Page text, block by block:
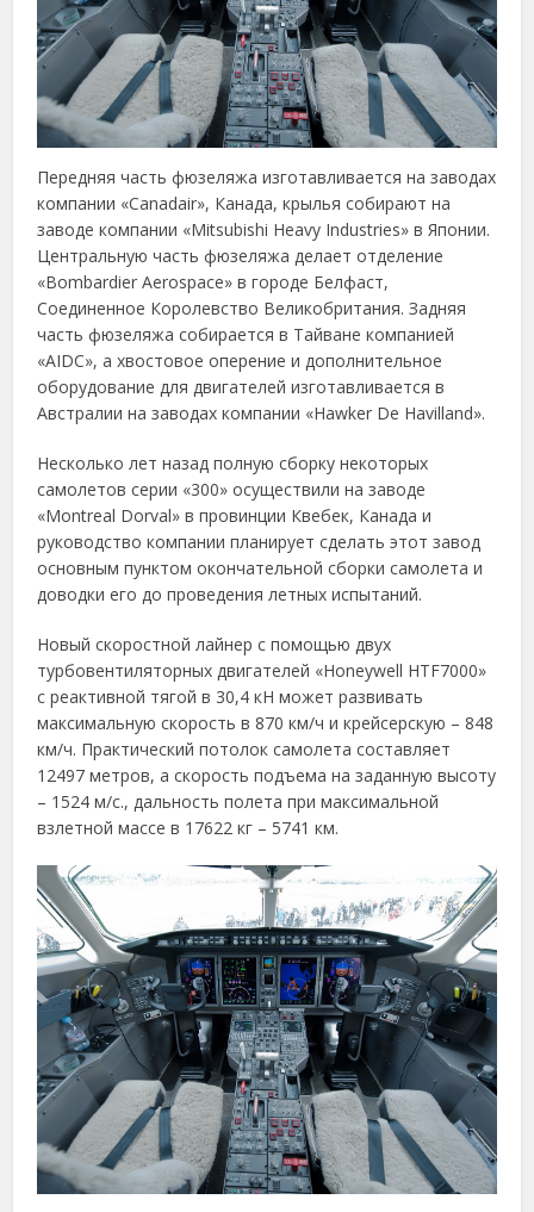
Передняя часть фюзеляжа изготавливается на заводах
компании «Canadair», Канада, крылья собирают на
заводе компании «Mitsubishi Heavy Industries» в Японии.
Центральную часть фюзеляжа делает отделение
«Bombardier Aerospace» в городе Белфаст,
Соединенное Королевство Великобритания. Задняя
часть фюзеляжа собирается в Тайване компанией
«AIDC», а хвостовое оперение и дополнительное
оборудование для двигателей изготавливается в
Австралии на заводах компании «Hawker De Havilland».
Несколько лет назад полную сборку некоторых
самолетов серии «300» осуществили на заводе
«Montreal Dorval» в провинции Квебек, Канада и
руководство компании планирует сделать этот завод
основным пунктом окончательной сборки самолета и
доводки его до проведения летных испытаний.
Новый скоростной лайнер с помощью двух
турбовентиляторных двигателей «Honeywell HTF7000»
с реактивной тягой в 30,4 кН может развивать
максимальную скорость в 870 км/ч и крейсерскую – 848
км/ч. Практический потолок самолета составляет
12497 метров, а скорость подъема на заданную высоту
– 1524 м/с., дальность полета при максимальной
взлетной массе в 17622 кг – 5741 км.